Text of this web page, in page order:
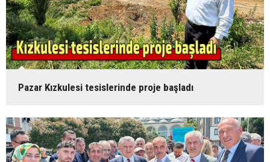
Pazar Kızkulesi tesislerinde proje başladı